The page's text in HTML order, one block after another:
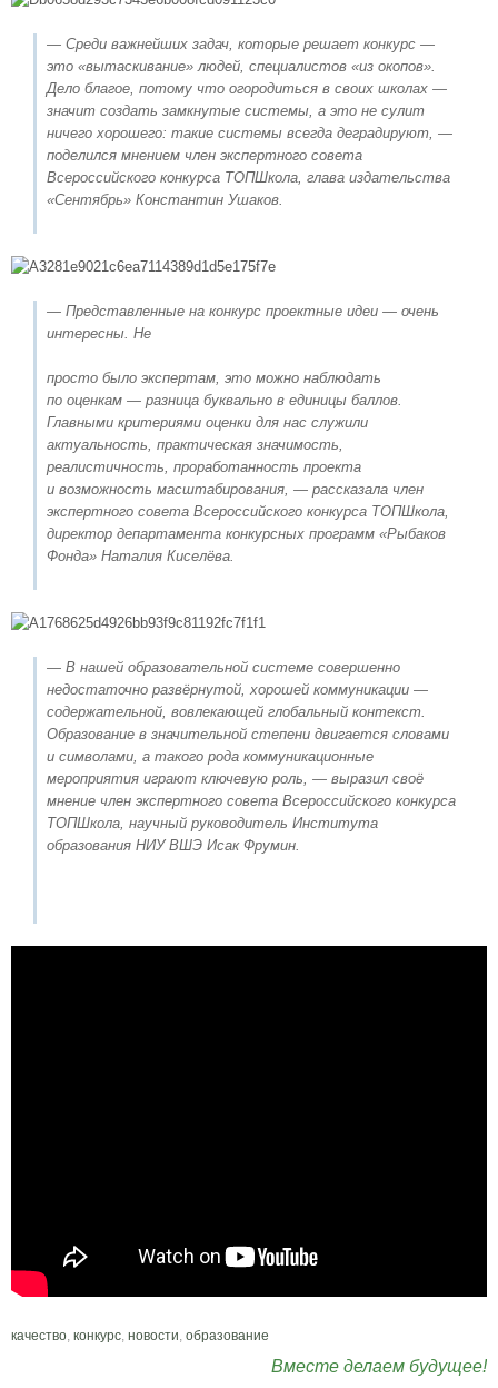
— Среди важнейших задач, которые решает конкурс —
это «вытаскивание» людей, специалистов «из окопов».
Дело благое, потому что огородиться в своих школах —
значит создать замкнутые системы, а это не сулит
ничего хорошего: такие системы всегда деградируют, —
поделился мнением член экспертного совета
Всероссийского конкурса ТОПШкола, глава издательства
«Сентябрь» Константин Ушаков.
— Представленные на конкурс проектные идеи — очень
интересны. Не
просто было экспертам, это можно наблюдать
по оценкам — разница буквально в единицы баллов.
Главными критериями оценки для нас служили
актуальность, практическая значимость,
реалистичность, проработанность проекта
и возможность масштабирования, — рассказала член
экспертного совета Всероссийского конкурса ТОПШкола,
директор департамента конкурсных программ «Рыбаков
Фонда» Наталия Киселёва.
— В нашей образовательной системе совершенно
недостаточно развёрнутой, хорошей коммуникации —
содержательной, вовлекающей глобальный контекст.
Образование в значительной степени двигается словами
и символами, а такого рода коммуникационные
мероприятия играют ключевую роль, — выразил своё
мнение член экспертного совета Всероссийского конкурса
ТОПШкола, научный руководитель Института
образования НИУ ВШЭ Исак Фрумин.
качество конкурс новости образование
Вместе делаем будущее!